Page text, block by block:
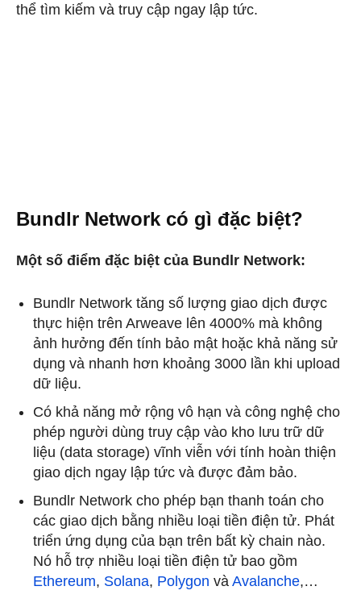
thể tìm kiếm và truy cập ngay lập tức.
Bundlr Network có gì đặc biệt?
Một số điểm đặc biệt của Bundlr Network:
Bundlr Network tăng số lượng giao dịch được
thực hiện trên Arweave lên 4000% mà không
ảnh hưởng đến tính bảo mật hoặc khả năng sử
dụng và nhanh hơn khoảng 3000 lần khi upload
dữ liệu.
Có khả năng mở rộng vô hạn và công nghệ cho
phép người dùng truy cập vào kho lưu trữ dữ
liệu (data storage) vĩnh viễn với tính hoàn thiện
giao dịch ngay lập tức và được đảm bảo.
Bundlr Network cho phép bạn thanh toán cho
các giao dịch bằng nhiều loại tiền điện tử. Phát
triển ứng dụng của bạn trên bất kỳ chain nào.
Nó hỗ trợ nhiều loại tiền điện tử bao gồm
Ethereum, Solana, Polygon và Avalanche,…